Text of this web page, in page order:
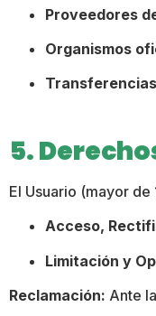
Proveedores
Organismos
5.
El Usuario (mayor de
Acceso,
Limitación y
Reclamación: Ante